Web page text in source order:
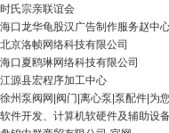
时氏宗亲联谊会
海口龙华龟股汉广告制作服务赵中
北京洛帧网络科技有限公司
海口夏鸥琳网络科技有限公司
江源县宏程序加工中心
徐州泵阀网|阀门|离心泵|泵配件|为
软件开发、计算机软硬件及辅助设